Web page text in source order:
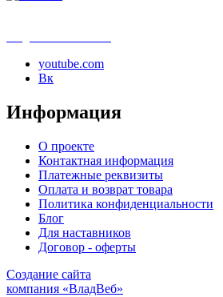
youtube.com
Вк
Информация
О проекте
Контактная информация
Платежные реквизиты
Оплата и возврат товара
Политика конфиденциальности
Блог
Для наставников
Договор - оферты
Создание сайта
компания «ВладВеб»